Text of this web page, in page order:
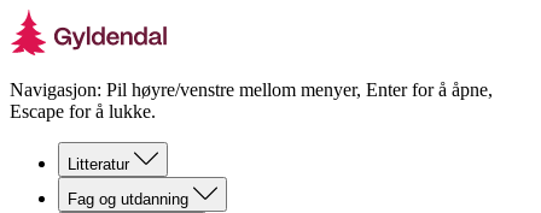
Navigasjon: Pil høyre/venstre mellom menyer, Enter for å åpne,
Escape for å lukke.
Litteratur
Fag og utdanning